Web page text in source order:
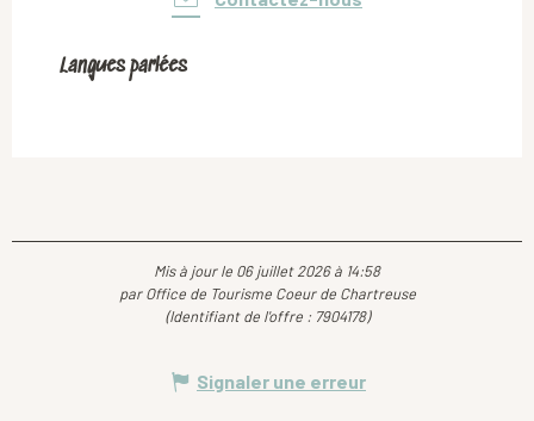
Langues parlées
Langues parlées
Mis à jour le 06 juillet 2026 à 14:58
par Office de Tourisme Coeur de Chartreuse
(Identifiant de l'offre : 7904178)
Signaler une erreur